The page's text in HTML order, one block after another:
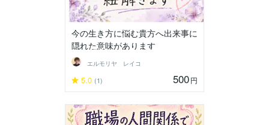
今の生き方に悩む貴方へ出来事に
隠れた意味があります
エルモリヤ レイコ
5.0 (1) 500円